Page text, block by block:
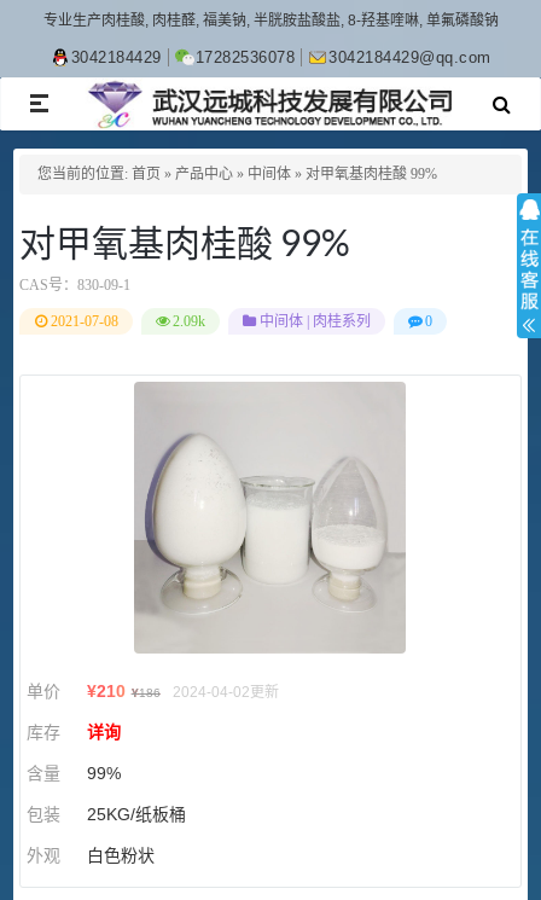
专业生产肉桂酸, 肉桂醛, 福美钠, 半胱胺盐酸盐, 8-羟基喹啉, 单氟磷酸钠
3042184429 17282536078 3042184429@qq.com
TOGGLE
NAVIGATION
您当前的位置: 首页 » 产品中心 » 中间体 » 对甲氧基肉桂酸 99%
对甲氧基肉桂酸 99%
CAS号： 830-09-1
2021-07-08 2.09k 中间体| 肉桂系列 0
单价 ¥210 ¥186 2024-04-02更新
库存 详询
含量 99%
包装 25KG/纸板桶
外观 白色粉状